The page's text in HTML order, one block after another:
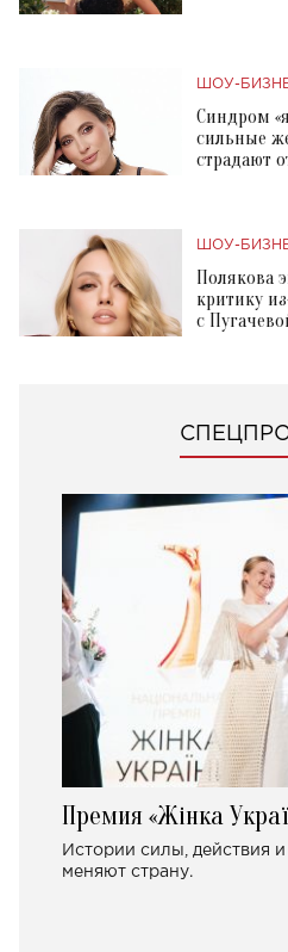
ШОУ-
Синдром
сильные
страдают
ШОУ-
Полякова
критику
с
Премия «Жінка
Истории силы, действия
меняют страну.